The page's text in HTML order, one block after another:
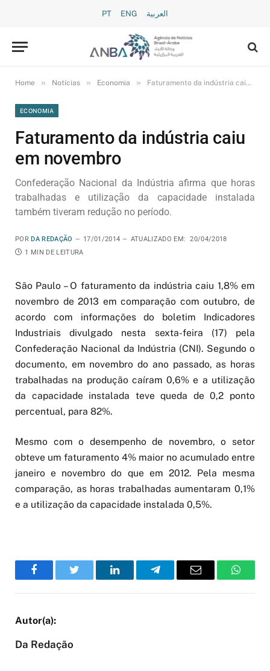
PT ENG العربية
Home » Notícias » Economia » Faturamento da indústria caiu em novembro
ECONOMIA
Faturamento da indústria caiu
em novembro
Confederação Nacional da Indústria afirma que horas
trabalhadas e utilização da capacidade instalada
também tiveram redução no período.
POR DA REDAÇÃO 17/01/2014 ATUALIZADO EM:
20/04/2018
1 MIN DE LEITURA
São Paulo – O faturamento da indústria caiu 1,8% em
novembro de 2013 em comparação com outubro, de
acordo com informações do boletim Indicadores
Industriais divulgado nesta sexta-feira (17) pela
Confederação Nacional da Indústria (CNI). Segundo o
documento, em novembro do ano passado, as horas
trabalhadas na produção caíram 0,6% e a utilização
da capacidade instalada teve queda de 0,2 ponto
percentual, para 82%.
Mesmo com o desempenho de novembro, o setor
obteve um faturamento 4% maior no acumulado entre
janeiro e novembro do que em 2012. Pela mesma
comparação, as horas trabalhadas aumentaram 0,1%
e a utilização da capacidade instalada 0,5%.
FacebookTwitter LinkedInTelegramEmail
Da Redação